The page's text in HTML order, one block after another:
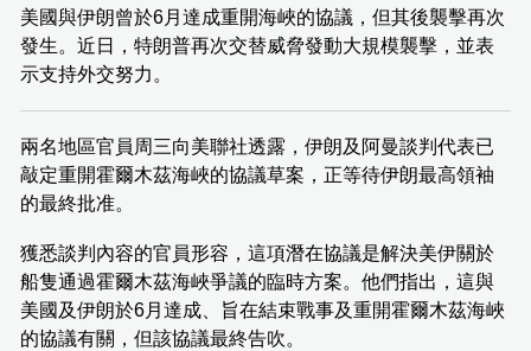
美國與伊朗曾於6月達成重開海峽的協議，但其後襲擊再次
發生。近日，特朗普再次交替威脅發動大規模襲擊，並表
示支持外交努力。
兩名地區官員周三向美聯社透露，伊朗及阿曼談判代表已
敲定重開霍爾木茲海峽的協議草案，正等待伊朗最高領袖
的最終批准。
獲悉談判內容的官員形容，這項潛在協議是解決美伊關於
船隻通過霍爾木茲海峽爭議的臨時方案。他們指出，這與
美國及伊朗於6月達成、旨在結束戰事及重開霍爾木茲海峽
的協議有關，但該協議最終告吹。